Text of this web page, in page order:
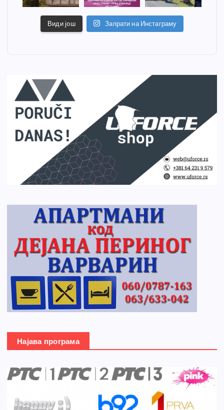
Види још Запрати на Инстаграму
Најава програма